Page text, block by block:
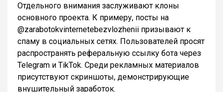
Отдельного внимания заслуживают клоны
основного проекта. К примеру, посты на
@zarabotokvinternetebezvlozhenii призывают к
спаму в социальных сетях. Пользователей просят
распространять реферальную ссылку бота через
Telegram и TikTok. Среди рекламных материалов
присутствуют скриншоты, демонстрирующие
внушительный заработок.